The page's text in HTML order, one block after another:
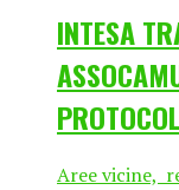
INTESA
Aree vicine,